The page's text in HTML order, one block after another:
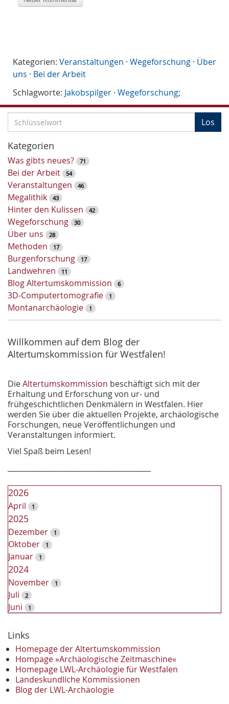
Kategorien: Veranstaltungen · Wegeforschung · Über
uns · Bei der Arbeit
Schlagworte: Jakobspilger · Wegeforschung;
c
h
l
ü
s
s
e
l
w
o
r
t
-
S
u
c
e
Los
Kategorien
Was gibts neues? 71
Bei der Arbeit 54
Veranstaltungen 46
Megalithik 43
Hinter den Kulissen 42
Wegeforschung 30
Über uns 28
Methoden 17
Burgenforschung 17
Landwehren 11
Blog Altertumskommission 6
3D-Computertomografie 1
Montanarchäologie 1
Willkommen auf dem Blog der
Altertumskommission für Westfalen!
DieAltertumskommission beschäftigt sich mit der
Erhaltung und Erforschung von ur- und
frühgeschichtlichen Denkmälern in Westfalen. Hier
werden Sie über die aktuellen Projekte, archäologische
Forschungen, neue Veröffentlichungen und
Veranstaltungen informiert.
Viel Spaß beim Lesen!
2026
April 1
2025
Dezember 1
Oktober 1
Januar 1
2024
November 1
Juli 2
Juni 1
Dezember
November 2
Oktober 1
September 2
August 1
Mai 1
Links
Homepage der Altertumskommission
Hompage »Archäologische Zeitmaschine«
Homepage LWL-Archäologie für Westfalen
Landeskundliche Kommissionen
Blog der LWL-Archäologie